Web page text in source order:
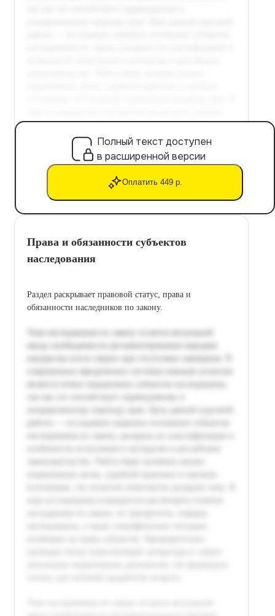
Полный текст доступен
в расширенной версии
Оплатить 449 р.
Права и обязанности субъектов
наследования
Раздел раскрывает правовой статус, права и
обязанности наследников по закону.